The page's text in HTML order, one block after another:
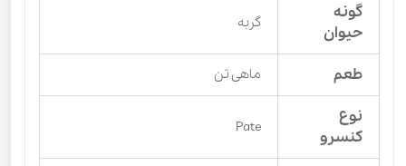
گونه
حیوان
گربه
طعم ماهی تن
نوع
کنسرو
Pate